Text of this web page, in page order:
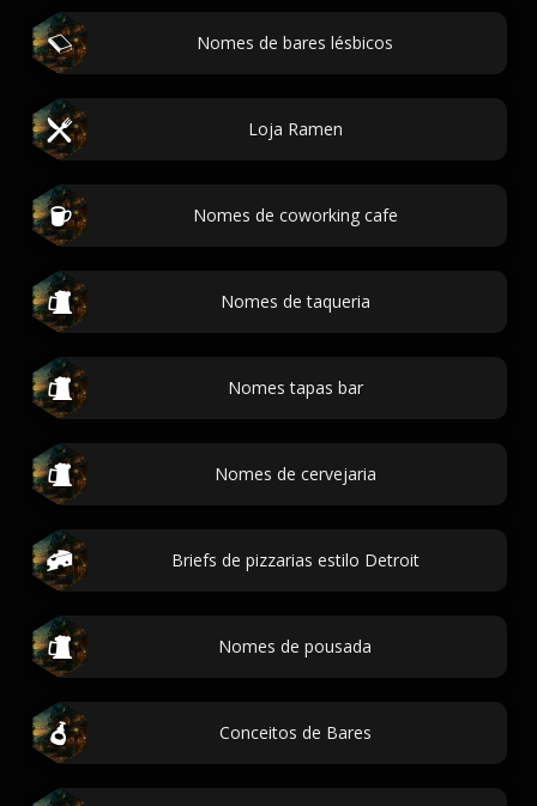
Nomes de bares lésbicos
Loja Ramen
Nomes de coworking cafe
Nomes de taqueria
Nomes tapas bar
Nomes de cervejaria
Briefs de pizzarias estilo Detroit
Nomes de pousada
Conceitos de Bares